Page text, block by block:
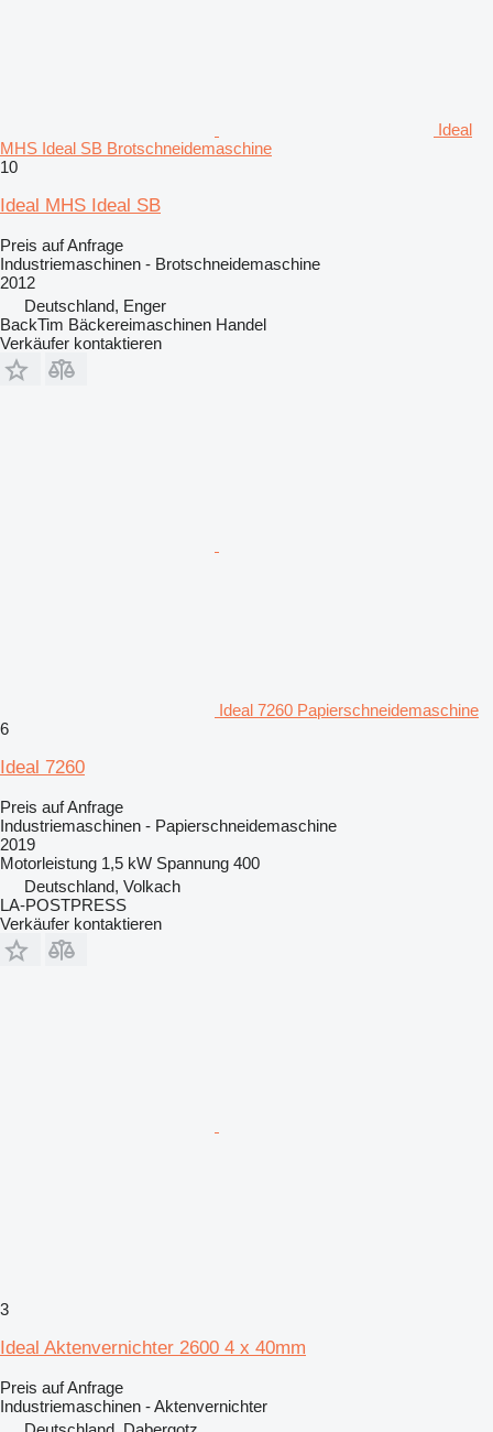
Ideal
MHS Ideal SB Brotschneidemaschine
10
Ideal MHS Ideal SB
Preis auf Anfrage
Industriemaschinen - Brotschneidemaschine
2012
Deutschland, Enger
BackTim Bäckereimaschinen Handel
Verkäufer kontaktieren
Ideal 7260 Papierschneidemaschine
6
Ideal 7260
Preis auf Anfrage
Industriemaschinen - Papierschneidemaschine
2019
Motorleistung 1,5 kW Spannung 400
Deutschland, Volkach
LA-POSTPRESS
Verkäufer kontaktieren
3
Ideal Aktenvernichter 2600 4 x 40mm
Preis auf Anfrage
Industriemaschinen - Aktenvernichter